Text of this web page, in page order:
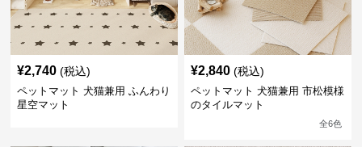
¥2,740 (税込)
ペットマット 犬猫兼用 ふんわり
星空マット
¥2,840 (税込)
ペットマット 犬猫兼用 市松模様
のタイルマット
全6色